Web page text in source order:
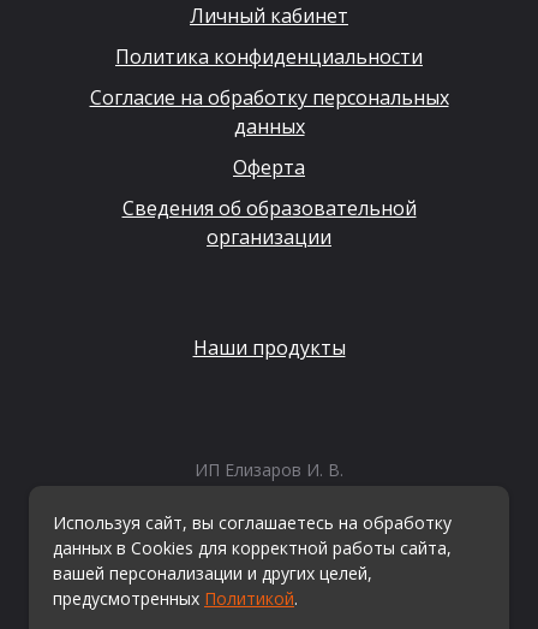
Личный кабинет
Политика конфиденциальности
Согласие на обработку персональных
данных
Оферта
Сведения об образовательной
организации
Наши продукты
ИП Елизаров И. В.
ОГРНИП: 315665800057162
Эл. почта:info@kvestiks.ru
Используя сайт, вы соглашаетесь на обработку
данных в Cookies для корректной работы сайта,
вашей персонализации и других целей,
предусмотренных Политикой.